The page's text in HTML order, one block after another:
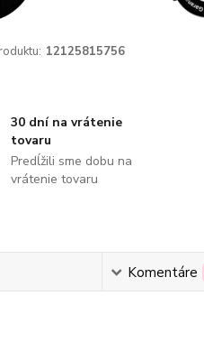
12125815756
30 dní na vrátenie
tovaru
Predĺžili sme dobu na
vrátenie tovaru
Komentáre